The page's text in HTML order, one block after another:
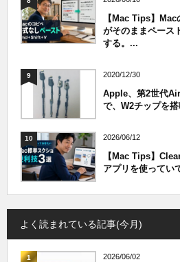
【Mac Tips】
がそのままペース
する。...
9 2020/12/30
Apple、第2世代
で、W2チップを
10 2026/06/12
【Mac Tips】
アプリを使ってい
よく読まれている記事(今月)
1 2026/06/02